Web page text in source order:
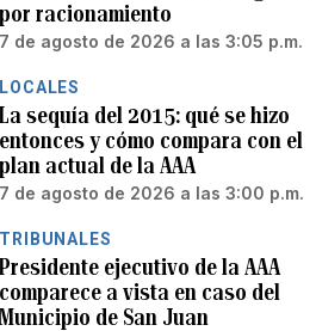
por racionamiento
7 de agosto de 2026 a las 3:05 p.m.
LOCALES
La sequía del 2015: qué se hizo
entonces y cómo compara con el
plan actual de la AAA
7 de agosto de 2026 a las 3:00 p.m.
TRIBUNALES
Presidente ejecutivo de la AAA
comparece a vista en caso del
Municipio de San Juan